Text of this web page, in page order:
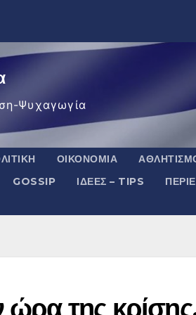
Ψυχαγωγία
ΟΙΚΟΝΟΜΊΑ
GOSSIP ΙΔΈΕΣ – TIPS
της κρίσης,